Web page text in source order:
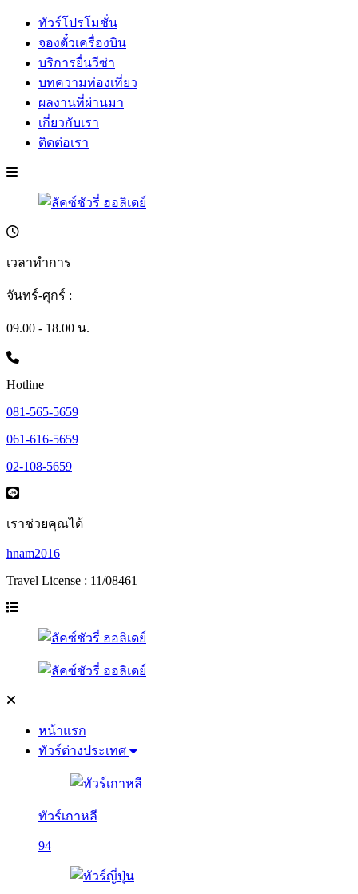
ทัวร์โปรโมชั่น
จองตั๋วเครื่องบิน
บริการยื่นวีซ่า
บทความท่องเที่ยว
ผลงานที่ผ่านมา
เกี่ยวกับเรา
ติดต่อเรา
เวลาทำการ
จันทร์-ศุกร์ :
09.00 - 18.00 น.
Hotline
081-565-5659
061-616-5659
02-108-5659
เราช่วยคุณได้
hnam2016
Travel License : 11/08461
หน้าแรก
ทัวร์ต่างประเทศ
ทัวร์เกาหลี
94